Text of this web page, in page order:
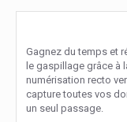
Gagnez du temps et
le gaspillage grâce à
numérisation recto
capture toutes vos
un seul passage.